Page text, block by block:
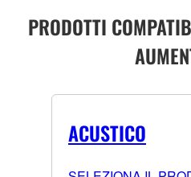
PRODOTTI
ACUSTICO